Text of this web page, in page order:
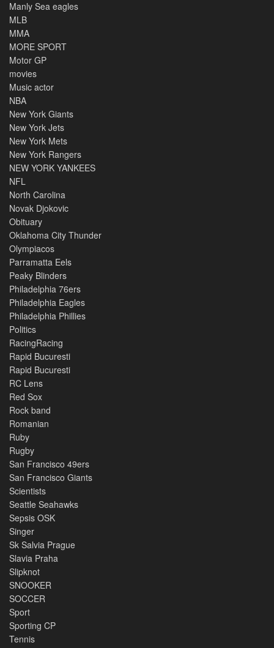
Manly Sea eagles
MLB
MMA
MORE SPORT
Motor GP
movies
Music actor
NBA
New York Giants
New York Jets
New York Mets
New York Rangers
NEW YORK YANKEES
NFL
North Carolina
Novak Djokovic
Obituary
Oklahoma City Thunder
Olympiacos
Parramatta Eels
Peaky Blinders
Philadelphia 76ers
Philadelphia Eagles
Philadelphia Phillies
Politics
RacingRacing
Rapid Bucuresti
Rapid Bucuresti
RC Lens
Red Sox
Rock band
Romanian
Ruby
Rugby
San Francisco 49ers
San Francisco Giants
Scientists
Seattle Seahawks
Sepsis OSK
Singer
Sk Salvia Prague
Slavia Praha
Slipknot
SNOOKER
SOCCER
Sport
Sporting CP
Tennis